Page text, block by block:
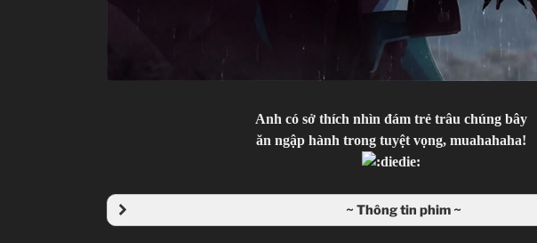
Anh có sở thích nhìn đám trẻ trâu chúng bây
ăn ngập hành trong tuyệt vọng, muahahaha!
~ Thông tin phim ~